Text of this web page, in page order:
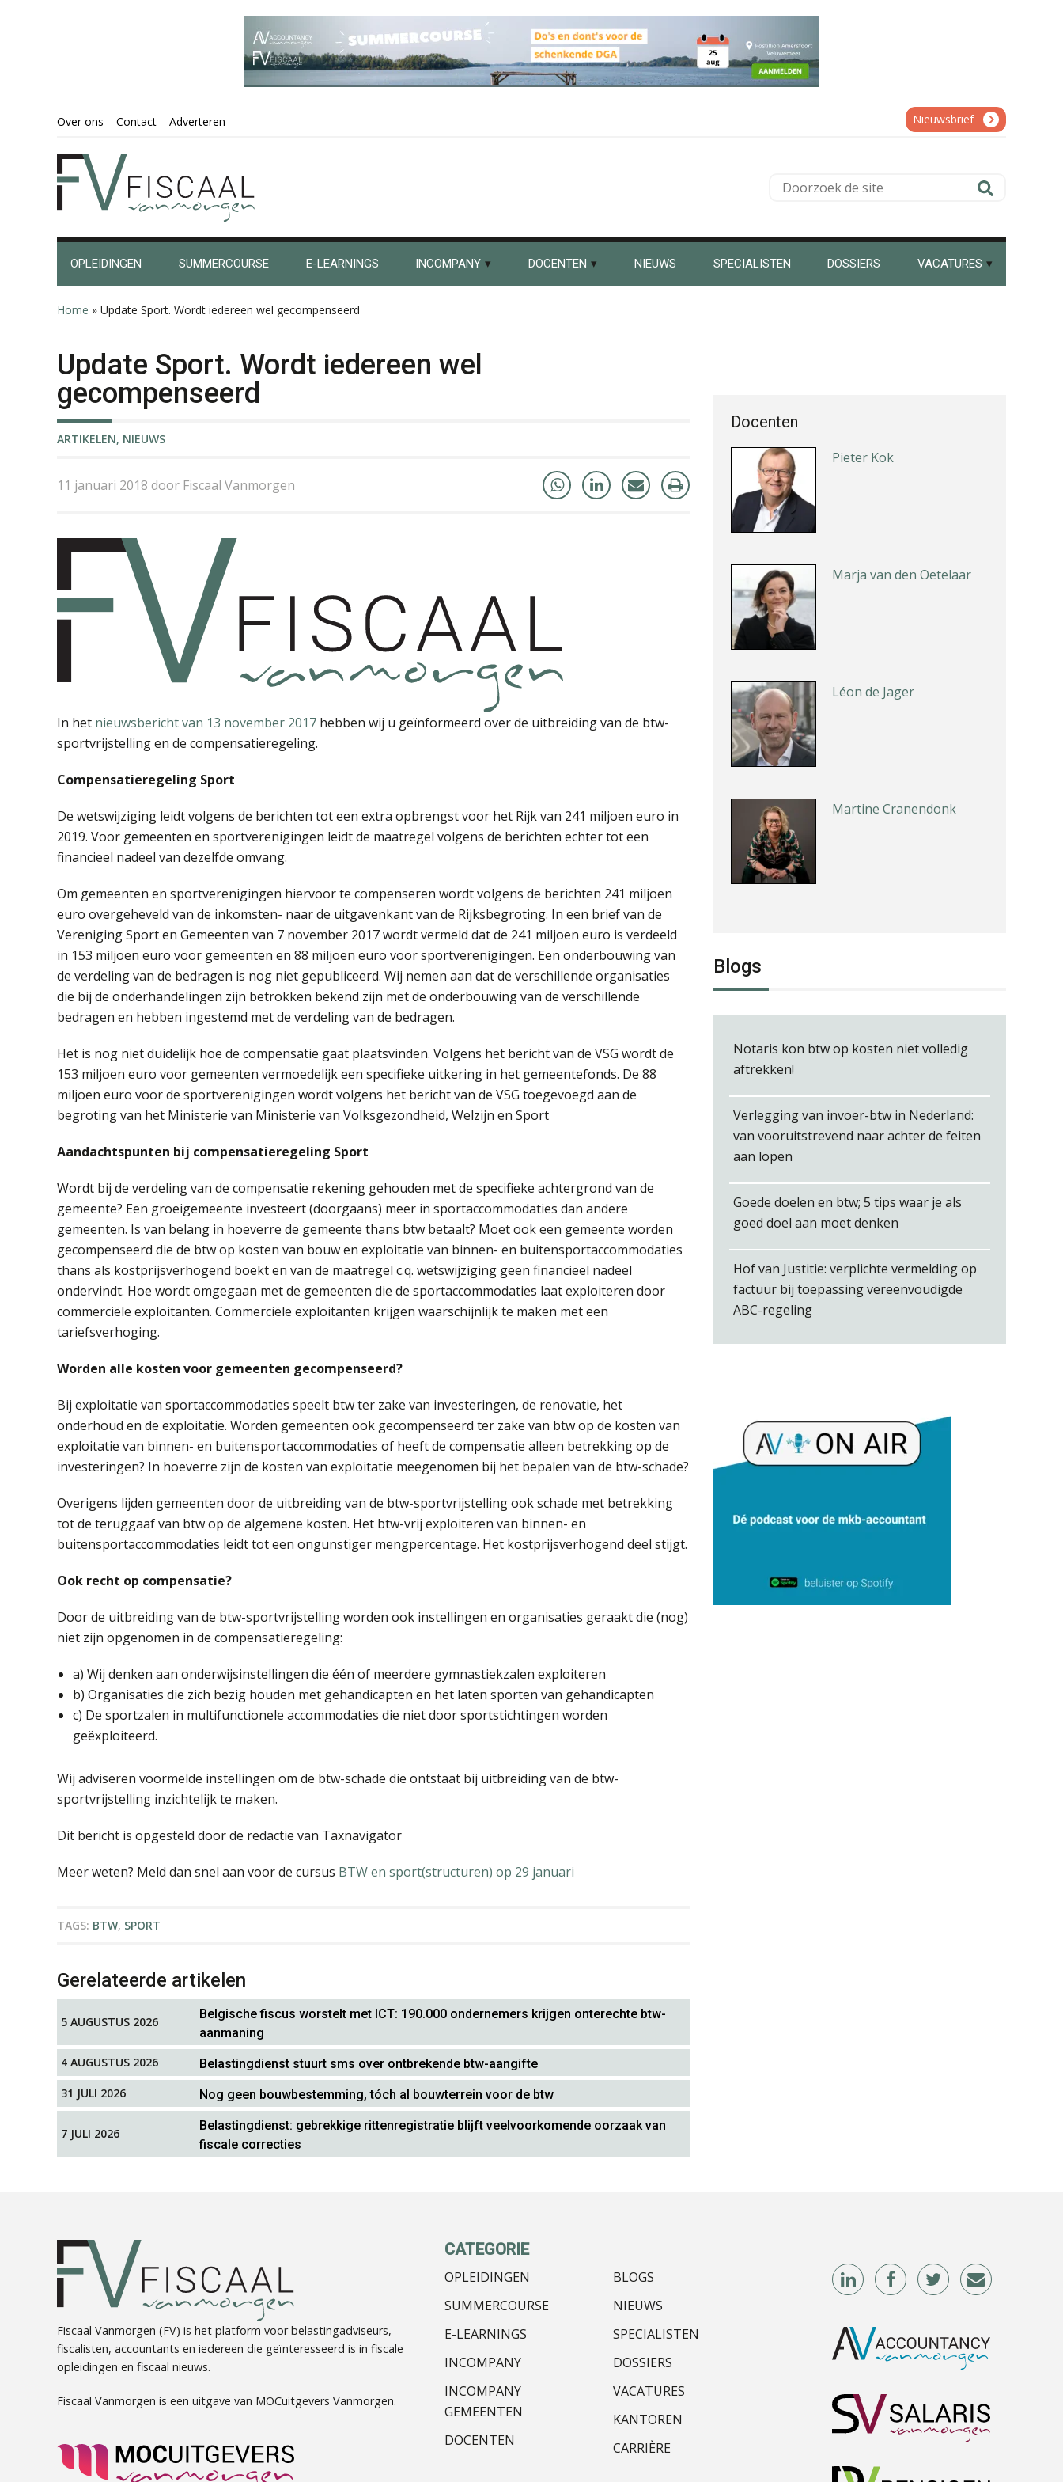
hoofdnavigatie
Over ons Contact Adverteren Nieuwsbrief
Doorzoek
OPLEIDINGEN SUMMERCOURSE E-LEARNINGS INCOMPANY DOCENTEN NIEUWS SPECIALISTEN DOSSIERS VACATURES
Home » Update Sport. Wordt iedereen wel gecompenseerd
Update Sport. Wordt iedereen wel
gecompenseerd
ARTIKELEN, NIEUWS
11 januari 2018 door Fiscaal Vanmorgen
In het nieuwsbericht van 13 november 2017 hebben wij u geïnformeerd over de uitbreiding van de btw-
sportvrijstelling en de compensatieregeling.
Compensatieregeling Sport
De wetswijziging leidt volgens de berichten tot een extra opbrengst voor het Rijk van 241 miljoen euro in
2019. Voor gemeenten en sportverenigingen leidt de maatregel volgens de berichten echter tot een
financieel nadeel van dezelfde omvang.
Om gemeenten en sportverenigingen hiervoor te compenseren wordt volgens de berichten 241 miljoen
euro overgeheveld van de inkomsten- naar de uitgavenkant van de Rijksbegroting. In een brief van de
Vereniging Sport en Gemeenten van 7 november 2017 wordt vermeld dat de 241 miljoen euro is verdeeld
in 153 miljoen euro voor gemeenten en 88 miljoen euro voor sportverenigingen. Een onderbouwing van
de verdeling van de bedragen is nog niet gepubliceerd. Wij nemen aan dat de verschillende organisaties
die bij de onderhandelingen zijn betrokken bekend zijn met de onderbouwing van de verschillende
bedragen en hebben ingestemd met de verdeling van de bedragen.
Het is nog niet duidelijk hoe de compensatie gaat plaatsvinden. Volgens het bericht van de VSG wordt de
153 miljoen euro voor gemeenten vermoedelijk een specifieke uitkering in het gemeentefonds. De 88
miljoen euro voor de sportverenigingen wordt volgens het bericht van de VSG toegevoegd aan de
begroting van het Ministerie van Ministerie van Volksgezondheid, Welzijn en Sport
Aandachtspunten bij compensatieregeling Sport
Wordt bij de verdeling van de compensatie rekening gehouden met de specifieke achtergrond van de
gemeente? Een groeigemeente investeert (doorgaans) meer in sportaccommodaties dan andere
gemeenten. Is van belang in hoeverre de gemeente thans btw betaalt? Moet ook een gemeente worden
gecompenseerd die de btw op kosten van bouw en exploitatie van binnen- en buitensportaccommodaties
thans als kostprijsverhogend boekt en van de maatregel c.q. wetswijziging geen financieel nadeel
ondervindt. Hoe wordt omgegaan met de gemeenten die de sportaccommodaties laat exploiteren door
commerciële exploitanten. Commerciële exploitanten krijgen waarschijnlijk te maken met een
tariefsverhoging.
Worden alle kosten voor gemeenten gecompenseerd?
Bij exploitatie van sportaccommodaties speelt btw ter zake van investeringen, de renovatie, het
onderhoud en de exploitatie. Worden gemeenten ook gecompenseerd ter zake van btw op de kosten van
exploitatie van binnen- en buitensportaccommodaties of heeft de compensatie alleen betrekking op de
investeringen? In hoeverre zijn de kosten van exploitatie meegenomen bij het bepalen van de btw-schade?
Overigens lijden gemeenten door de uitbreiding van de btw-sportvrijstelling ook schade met betrekking
tot de teruggaaf van btw op de algemene kosten. Het btw-vrij exploiteren van binnen- en
buitensportaccommodaties leidt tot een ongunstiger mengpercentage. Het kostprijsverhogend deel stijgt.
Ook recht op compensatie?
Door de uitbreiding van de btw-sportvrijstelling worden ook instellingen en organisaties geraakt die (nog)
niet zijn opgenomen in de compensatieregeling:
a) Wij denken aan onderwijsinstellingen die één of meerdere gymnastiekzalen exploiteren
b) Organisaties die zich bezig houden met gehandicapten en het laten sporten van gehandicapten
c) De sportzalen in multifunctionele accommodaties die niet door sportstichtingen worden
geëxploiteerd.
Wij adviseren voormelde instellingen om de btw-schade die ontstaat bij uitbreiding van de btw-
sportvrijstelling inzichtelijk te maken.
Dit bericht is opgesteld door de redactie van Taxnavigator
Meer weten? Meld dan snel aan voor de cursus BTW en sport(structuren) op 29 januari
TAGS: BTW, SPORT
Gerelateerde artikelen
5 AUGUSTUS 2026
Belgische fiscus worstelt met ICT: 190.000 ondernemers krijgen onterechte btw-
aanmaning
4 AUGUSTUS 2026
Belastingdienst stuurt sms over ontbrekende btw-aangifte
31 JULI 2026
Nog geen bouwbestemming, tóch al bouwterrein voor de btw
7 JULI 2026
Belastingdienst: gebrekkige rittenregistratie blijft veelvoorkomende oorzaak van
fiscale correcties
Docenten
Pieter Kok
Marja van den Oetelaar
Léon de Jager
Martine Cranendonk
Winfred Merkus
Roger van de Berg
Martin de Graaf
Koert van Loon
Blogs
Notaris kon btw op kosten niet volledig
aftrekken!
Verlegging van invoer-btw in Nederland:
van vooruitstrevend naar achter de feiten
aan lopen
Goede doelen en btw; 5 tips waar je als
goed doel aan moet denken
Hof van Justitie: verplichte vermelding op
factuur bij toepassing vereenvoudigde
ABC-regeling
Fiscaal Vanmorgen (FV) is het platform voor belastingadviseurs,
fiscalisten, accountants en iedereen die geïnteresseerd is in fiscale
opleidingen en fiscaal nieuws.
Fiscaal Vanmorgen is een uitgave van MOCuitgevers Vanmorgen.
CATEGORIE
OPLEIDINGEN
SUMMERCOURSE
E-LEARNINGS
INCOMPANY
INCOMPANY
GEMEENTEN
DOCENTEN
BLOGS
NIEUWS
SPECIALISTEN
DOSSIERS
VACATURES
KANTOREN
CARRIÈRE